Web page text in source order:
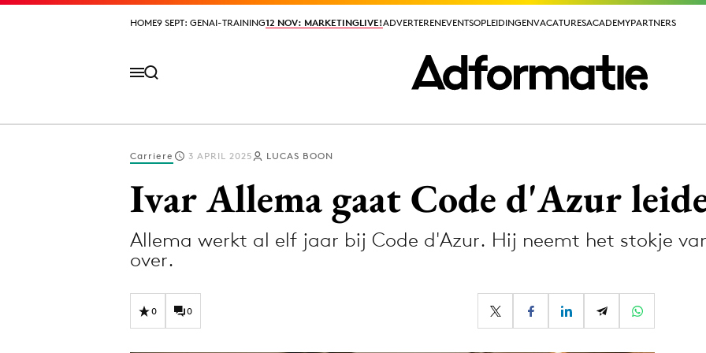
HOME9 SEPT: GENAI-TRAINING12 NOV: MARKETINGLIVE!ADVERTERENEVENTSOPLEIDINGENVACATURESACADEMYPARTNERS
HOME9 SEPT: GENAI-TRAINING12 NOV: MARKETINGLIVE!ADVERTERENEVENTSOPLEIDINGENVACATURESACADEMYPARTNERS
Merkstrategie
PR
Carriere 3 APRIL 2025 LUCAS BOON
Ivar Allema gaat Code d'Azur
Allema werkt al elf jaar bij Code d'Azur. Hij neemt het stokje
over.
0 0